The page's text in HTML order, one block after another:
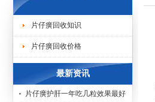
片仔癀回收知识
片仔癀回收价格
最新资讯
片仔癀护肝一年吃几粒效果最好